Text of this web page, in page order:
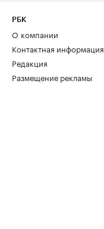
РБК
О компании
Контактная информация
Редакция
Размещение рекламы